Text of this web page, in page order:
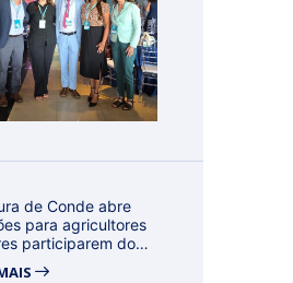
de Conde abre
para agricultores
participarem do